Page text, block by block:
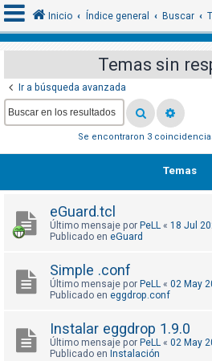
I
d
e
c
s
Inicio Índice general Buscar
Temas sin
Ir a búsqueda avanzada
Se encontraron 3
Temas
eGuard.tcl
Último mensaje por PeLL « 18 Jul
Publicado en eGuard
Simple .conf
Último mensaje por PeLL « 02 May
Publicado en eggdrop.conf
Instalar eggdrop 1.9.0
Último mensaje por PeLL « 02 May
Publicado en Instalación